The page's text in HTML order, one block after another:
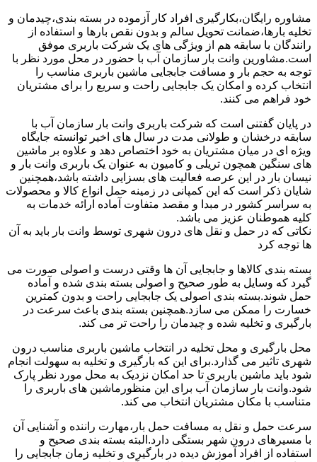
مشاوره رایگان،بکارگیری افراد کار آزموده در بسته بندی،چیدمان و
تخلیه بارها،ضمانت تحویل سالم و بدون نقص بارها و استفاده از
رانندگان با سابقه هم از ویژگی های یک شرکت باربری موفق
است.مشاورین وانت بار سازمان آب با حضور در محل مورد نظر با
توجه به حجم بار و مسافت جابجایی ماشین باربری مناسب را
انتخاب کرده و امکان یک جابجایی راحت و سریع را برای مشتریان
خود فراهم می کنند.
در پایان گفتنی است که شرکت باربری وانت بار سازمان آب با
سابقه درخشان و طولانی مدت در سال های اخیر توانسته جایگاه
ویژه ای در میان مشتریان به خود اختصاص دهد و علاوه بر ماشین
های سنگین همچون تریلی و کامیون به عنوان یک باربری وانت بار و
نیسان بار در این عرصه فعالیت های بسزایی داشته باشد،همچنین
شایان ذکر است که این کمپانی در زمینه حمل انواع کالا و محصولات
به سراسر کشور در مبدا و مقصد متفاوت آماده ارائه خدمات به
کلیه هموطنان عزیز می باشد.
نکاتی که در حمل و نقل های درون شهری توسط وانت بار باید به آن
ها توجه کرد
بسته بندی کالاها و جابجایی آن ها وقتی درست و اصولی صورت می
گیرد که وسایل به طور صحیح و اصولی بسته بندی شده و آماده
حمل شوند.بسته بندی اصولی یک جابجایی راحت و بدون کمترین
خسارت را ممکن می سازد.همچنین بسته بندی باعث سرعت در
بارگیری و تخلیه شده و چیدمان را راحت تر می کند.
محل بارگیری و محل تخلیه در انتخاب ماشین باربری مناسب درون
شهری تاثیر می گذارد.برای این که بارگیری و تخلیه به سهولت انجام
شود باید ماشین باربری تا حد امکان نزدیک به محل مورد نظر پارک
شود.وانت بار سازمان آب برای این منظورماشین های باربری را
متناسب با مکان مشتریان انتخاب می کند.
سرعت حمل و نقل به مسافت حمل بار،مهارت راننده و آشنایی آن
با مسیرهای درون شهر بستگی دارد.البته بسته بندی صحیح و
استفاده از افراد آموزش دیده در بارگیری و تخلیه زمان جابجایی را